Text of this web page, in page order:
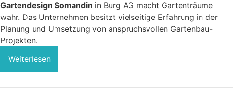
Gartendesign Somandin in Burg AG macht Gartenträume
wahr. Das Unternehmen besitzt vielseitige Erfahrung in der
Planung und Umsetzung von anspruchsvollen Gartenbau-
Projekten.
Weiterlesen